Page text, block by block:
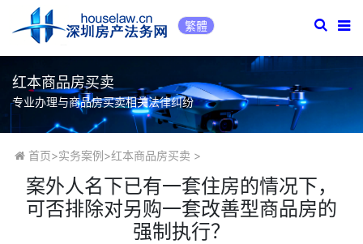
繁體
红本商品房买卖
专业办理与商品房买卖相关法律纠纷
首页>实务案例 >红本商品房买卖 >
案外人名下已有一套住房的情况下，
可否排除对另购一套改善型商品房的
强制执行？